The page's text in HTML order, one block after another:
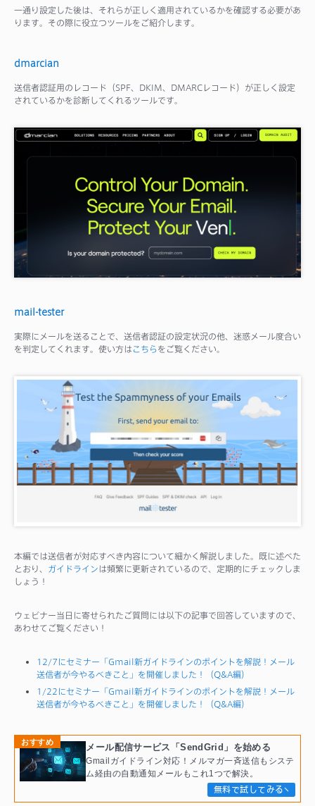
一通り設定した後は、それらが正しく適用されているかを確認する必要があ
ります。その際に役立つツールをご紹介します。
dmarcian
送信者認証用のレコード（SPF、DKIM、DMARCレコード）が正しく設定
されているかを診断してくれるツールです。
mail-tester
実際にメールを送ることで、送信者認証の設定状況の他、迷惑メール度合い
を判定してくれます。使い方はこちらをご覧ください。
本編では送信者が対応すべき内容について細かく解説しました。既に述べた
とおり、 ガイドラインは頻繁に更新されているので、定期的にチェックしま
しょう！
ウェビナー当日に寄せられたご質問には以下の記事で回答していますので、
あわせてご覧ください！
12/7にセミナー「Gmail新ガイドラインのポイントを解説！メール
送信者が今やるべきこと」を開催しました！（Q&A編）
1/22にセミナー「Gmail新ガイドラインのポイントを解説！メール
送信者が今やるべきこと」を開催しました！（Q&A編）
おすすめ
メール配信サービス「SendGrid」を始める
Gmailガイドライン対応！メルマガ一斉送信もシステ
ム経由の自動通知メールもこれ1つで解決。
無料で試してみる